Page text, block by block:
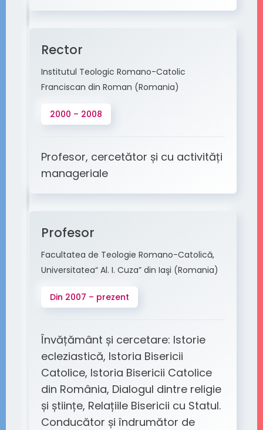
Rector
Institutul Teologic Romano-Catolic
Franciscan din Roman (Romania)
2000 – 2008
Profesor, cercetător și cu activități
manageriale
Profesor
Facultatea de Teologie Romano-Catolică,
Universitatea“ Al. I. Cuza” din Iaşi (Romania)
Din 2007 – prezent
Învățământ și cercetare: Istorie
ecleziastică, Istoria Bisericii
Catolice, Istoria Bisericii Catolice
din România, Dialogul dintre religie
și științe, Relațiile Bisericii cu Statul.
Conducător și îndrumător de